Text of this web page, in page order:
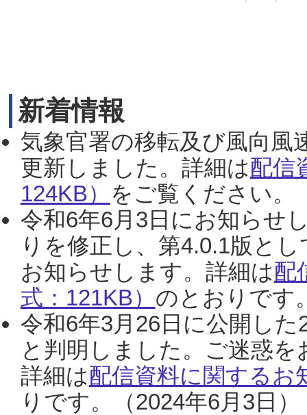
新着情報
気象官署の移転及び風向風
更新しました。詳細は配信
124KB） をご覧ください。
令和6年6月3日にお知らせ
りを修正し、第4.0.1版と
お知らせします。詳細は配
式：121KB） のとおりです
令和6年3月26日に公開し
と判明しました。ご迷惑
詳細は配信資料に関するお
りです。（2024年6月3日）